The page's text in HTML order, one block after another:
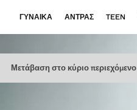
Μετάβαση στο κύριο περιεχόμενο
ΓΥΝΑΊΚΑ ΆΝΤΡΑΣ TEEN